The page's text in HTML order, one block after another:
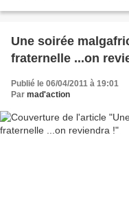
Une soirée
fraternelle ...on
Publié le 06/04/2011 à 19:01
Par mad'action